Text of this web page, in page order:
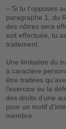
– Si tu t’opposes
paragraphe 1, du
des nôtres sera
soit effectuée, tu
traitement.
Une limitation du
à caractère
être traitées
l’exercice ou la
des droits d’une
pour un motif
membre.